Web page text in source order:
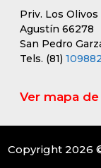
Priv. Los Olivos
Agustín 66278
San Pedro
Tels. (81)
Ver mapa
Copyright 2026